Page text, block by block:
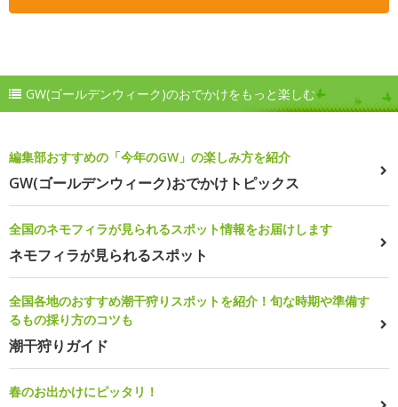
GW(ゴールデンウィーク)のおでかけをもっと楽しむ
編集部おすすめの「今年のGW」の楽しみ方を紹介
GW(ゴールデンウィーク)おでかけトピックス
全国のネモフィラが見られるスポット情報をお届けします
ネモフィラが見られるスポット
全国各地のおすすめ潮干狩りスポットを紹介！旬な時期や準備す
るもの採り方のコツも
潮干狩りガイド
春のお出かけにピッタリ！